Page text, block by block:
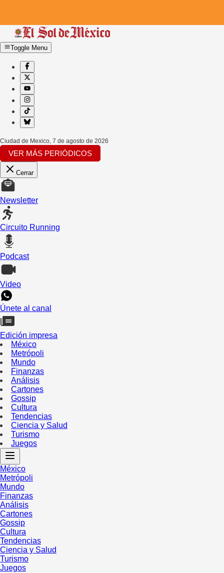
Toggle Menu
Ciudad de Mexico, 7 de agosto de 2026
VER MÁS PERIÓDICOS
Cerrar
Newsletter
Circuito Running
Podcast
Video
Únete al canal
Edición impresa
México
Metrópoli
Mundo
Finanzas
Análisis
Cartones
Gossip
Cultura
Tendencias
Ciencia y Salud
Turismo
Juegos
México
Metrópoli
Mundo
Finanzas
Análisis
Cartones
Gossip
Cultura
Tendencias
Ciencia y Salud
Turismo
Juegos